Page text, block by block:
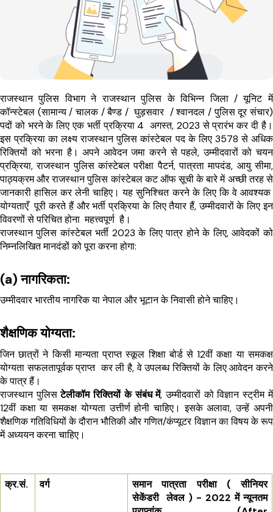
राजस्थान पुलिस विभाग ने राजस्थान पुलिस के विभिन्न जिला / यूनिट में
कॉन्स्टेबल (सामान्य / चालक / बैण्ड /  घुड़सवार  / श्वानदल / पुलिस दूर संचार)
पदों को भरने के लिए एक भर्ती प्रक्रिया 4  अगस्त, 2023 से प्रारंभ कर दी है।
इस प्रक्रिया का लक्ष्य राजस्थान पुलिस कांस्टेबल पद के लिए 3578 से अधिक
रिक्तियों को भरना है। अपने आवेदन जमा करने से पहले, उम्मीदवारों को चयन
प्रक्रिया, राजस्थान पुलिस कांस्टेबल परीक्षा पैटर्न, पात्रता मापदंड, आयु सीमा,
पाठ्यक्रम और राजस्थान पुलिस कांस्टेबल कट ऑफ सूची के बारे में अच्छी तरह से
जानकारी हासिल कर लेनी चाहिए। यह सुनिश्चित करने के लिए कि वे आवश्यक
योग्यताएँ  पूरी करते हैं और भर्ती प्रक्रिया के लिए तैयार हैं, उम्मीदवारों के लिए इन
विवरणों से परिचित होना  महत्त्वपूर्ण  है।
राजस्थान पुलिस कांस्टेबल भर्ती 2023 के लिए पात्र होने के लिए, आवेदकों को
निम्नलिखित मानदंडों को पूरा करना होगा:
(a) नागरिकता:
उम्मीदवार भारतीय नागरिक या नेपाल और भूटान के निवासी होने चाहिए।
शैक्षणिक योग्यता:
जिन छात्रों ने किसी मान्यता प्राप्त स्कूल शिक्षा बोर्ड से 12वीं कक्षा या समकक्ष
योग्यता सफलतापूर्वक प्राप्त  कर ली है, वे उपलब्ध रिक्तियों के लिए आवेदन करने
के पात्र हैं।
राजस्थान पुलिस टेलीकॉम रिक्तियों के संबंध में, उम्मीदवारों को विज्ञान स्ट्रीम में
12वीं कक्षा या समकक्ष योग्यता उत्तीर्ण होनी चाहिए। इसके अलावा, उन्हें अपनी
शैक्षणिक गतिविधियों के दौरान भौतिकी और गणित/कंप्यूटर विज्ञान का विषय के रूप
में अध्ययन करना चाहिए।
क्र.सं. वर्ग
समान पात्रता परीक्षा ( सीनियर
सेकेंडरी  लेवल ) - 2022 में न्यूनतम